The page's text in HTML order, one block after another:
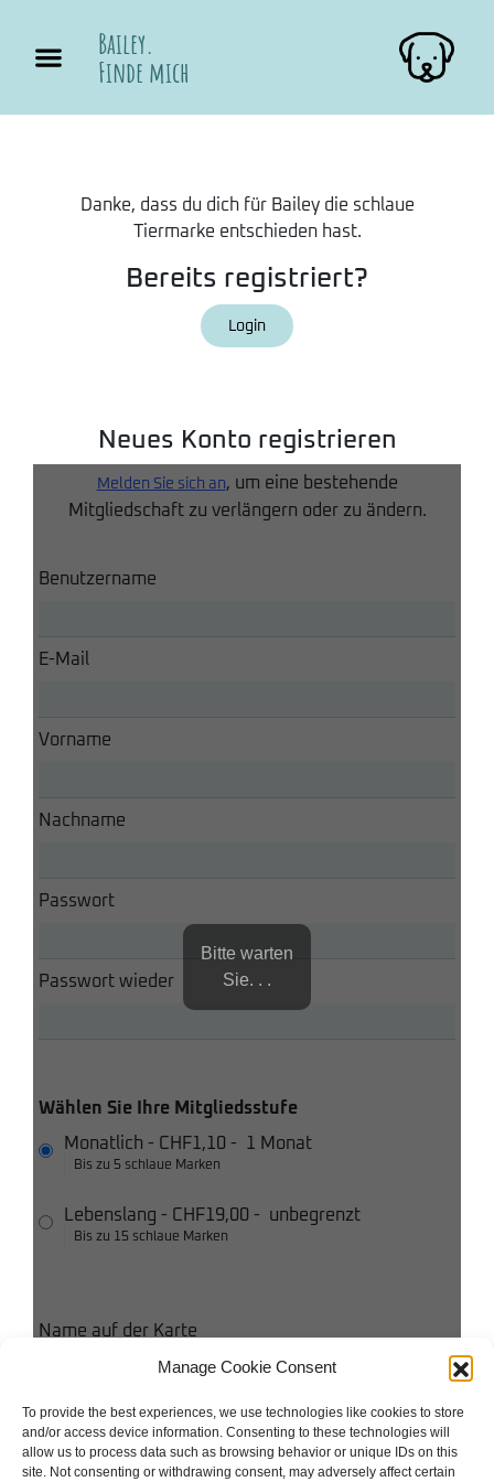
Manage Cookie Consent
To provide the best experiences, we use technologies like cookies to store
and/or access device information. Consenting to these technologies will
allow us to process data such as browsing behavior or unique IDs on this
site. Not consenting or withdrawing consent, may adversely affect certain
Bailey.
Finde mich
Danke, dass du dich für Bailey die schlaue
Tiermarke entschieden hast.
Bereits registriert?
Login
Neues Konto registrieren
Melden Sie sich an, um eine bestehende
Mitgliedschaft zu verlängern oder zu ändern.
Benutzername
E-Mail
Vorname
Nachname
Passwort
Passwort wieder
Wählen Sie Ihre Mitgliedsstufe
Monatlich - CHF1,10 - 1 Monat
Bis zu 5 schlaue Marken
Lebenslang - CHF19,00 - unbegrenzt
Bis zu 15 schlaue Marken
Name auf der Karte
Kreditkarte
Ich stimme den Bedingungen und Konditionen zu
Bitte warten
Sie. . .